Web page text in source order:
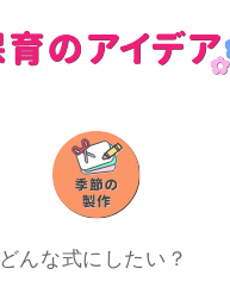
どんな式にしたい？